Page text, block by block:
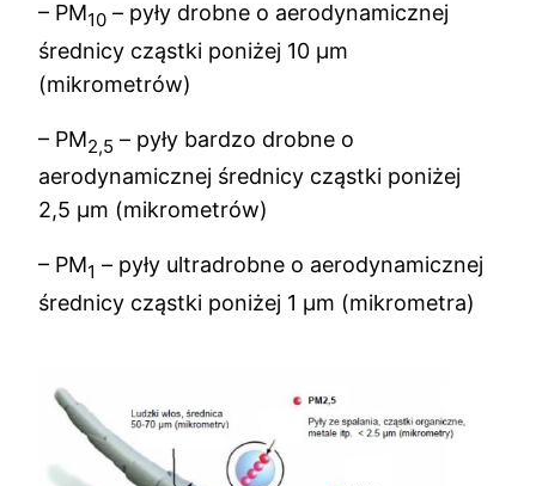
– PM10 – pyły drobne o aerodynamicznej
średnicy cząstki poniżej 10 μm
(mikrometrów)
– PM2,5 – pyły bardzo drobne o
aerodynamicznej średnicy cząstki poniżej
2,5 μm (mikrometrów)
– PM1 – pyły ultradrobne o aerodynamicznej
średnicy cząstki poniżej 1 μm (mikrometra)